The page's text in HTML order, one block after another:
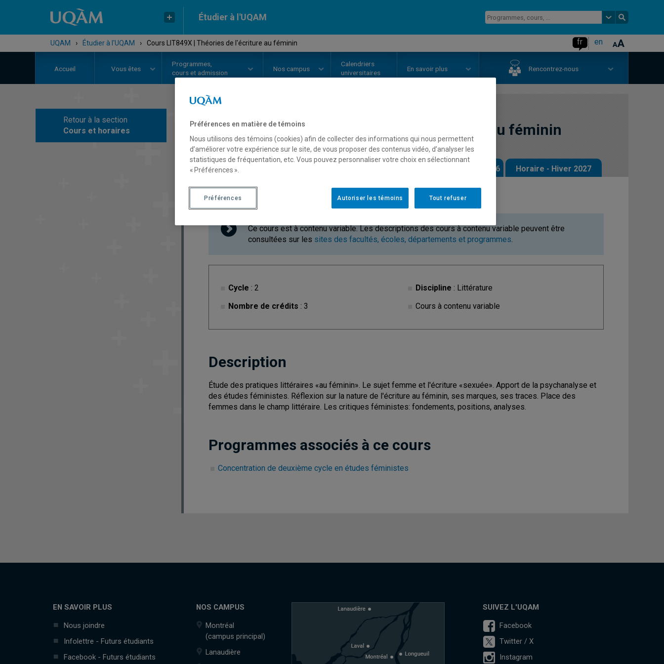
Étudier à l'UQAM
UQAM › Étudier à l'UQAM › Cours LIT849X | Théories de l'écriture au féminin fr en
Accueil Vous êtes
Programmes,
cours et admission
Nos campus
Calendriers
universitaires
En savoir plus Rencontrez-nous
Retour à la section
Cours et horaires
COURS// LIT849X Théories de l'écriture au féminin
Description Horaire - Automne 2026 Horaire - Hiver 2027
Ce cours est à contenu variable. Les descriptions des cours à contenu variable peuvent être
consultées sur les sites des facultés, écoles, départements et programmes.
Cycle : 2
Nombre de crédits : 3
Discipline : Littérature
Cours à contenu variable
Description
Étude des pratiques littéraires «au féminin». Le sujet femme et l'écriture «sexuée». Apport de la psychanalyse et
des études féministes. Réflexion sur la nature de l'écriture au féminin, ses marques, ses traces. Place des
femmes dans le champ littéraire. Les critiques féministes: fondements, positions, analyses.
Programmes associés à ce cours
Concentration de deuxième cycle en études féministes
EN SAVOIR PLUS
Nous joindre
Infolettre - Futurs étudiants
Facebook - Futurs étudiants
NOS CAMPUS
Montréal
(campus principal)
Lanaudière
SUIVEZ L'UQAM
Facebook
Twitter / X
Instagram
Préférences en matière de témoins
Nous utilisons des témoins (cookies) afin de collecter des informations qui nous permettent
d’améliorer votre expérience sur le site, de vous proposer des contenus vidéo, d’analyser les
statistiques de fréquentation, etc. Vous pouvez personnaliser votre choix en sélectionnant
« Préférences ».
Tout refuser
Autoriser les témoins
Préférences